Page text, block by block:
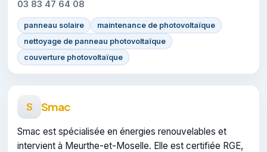
03 83 47 64 08
panneau solaire
maintenance de photovoltaïque
nettoyage de panneau photovoltaïque
couverture photovoltaïque
S Smac
Smac est spécialisée en énergies renouvelables et
intervient à Meurthe-et-Moselle. Elle est certifiée RGE,